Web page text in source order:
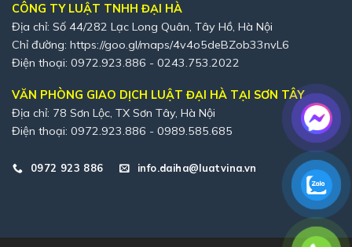
CÔNG TY LUẬT TNHH ĐẠI HÀ
Địa chỉ: Số 44/282 Lạc Long Quân, Tây Hồ, Hà Nội
Chỉ đường: https://goo.gl/maps/4v4o5deBZob33nvL6
Điện thoại: 0972.923.886 - 0243.753.2022
VĂN PHÒNG GIAO DỊCH LUẬT ĐẠI HÀ TẠI SƠN TÂY
Địa chỉ: 78 Sơn Lộc, TX Sơn Tây, Hà Nội
Điện thoại: 0972.923.886 - 0989.585.685
0972 923 886 info.daiha@luatvina.vn